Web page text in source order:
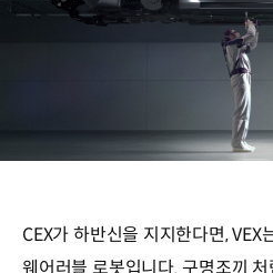
CEX가 하반신을 지지한다면, VEX
웨어러블 로봇입니다. 구명조끼